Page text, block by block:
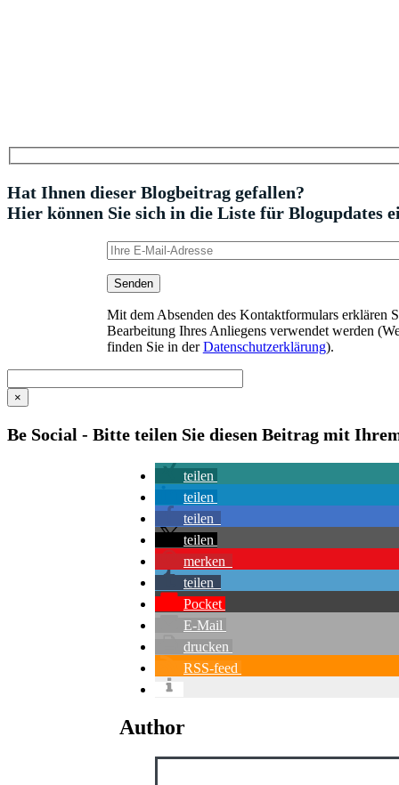
Hat Ihnen dieser Blogbeitrag gefallen?
Hier können Sie sich in die Liste für Blogupdates
Mit dem Absenden des Kontaktformulars erklären
Bearbeitung Ihres Anliegens verwendet werden
finden Sie in derDatenschutzerklärung).
×
Be Social - Bitte teilen Sie diesen Beitrag mit
teilen
teilen
teilen
teilen
merken
teilen
Pocket
E-Mail
drucken
RSS-feed
Author